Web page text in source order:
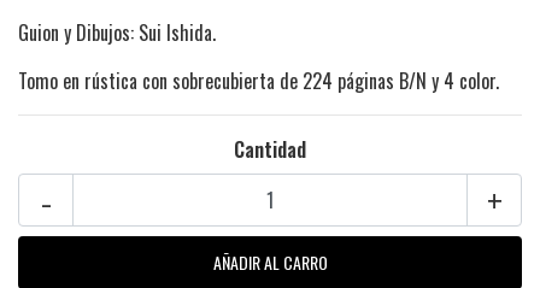
Guion y Dibujos: Sui Ishida.
Tomo en rústica con sobrecubierta de 224 páginas B/N y 4 color.
Cantidad
+
-